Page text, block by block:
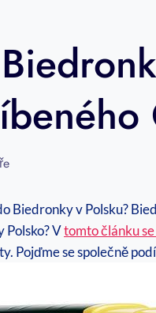
Biedronky v Polsku?
Vtomto článku
Pojďme se společně